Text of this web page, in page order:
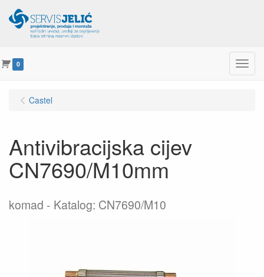
0 Menu
Castel
Antivibracijska cijev
CN7690/M10mm
komad Katalog: CN7690/M10